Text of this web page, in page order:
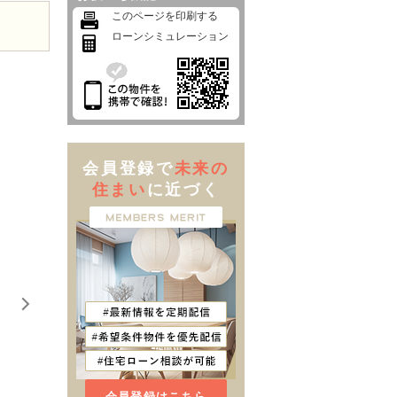
このページを印刷する
ローンシミュレーション
会員登録で未来の
住まい に近づく